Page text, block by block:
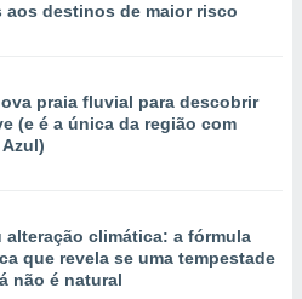
aos destinos de maior risco
praia fluvial para descobrir
(e é a única da região com
alteração climática: a fórmula
que revela se uma tempestade
não é natural